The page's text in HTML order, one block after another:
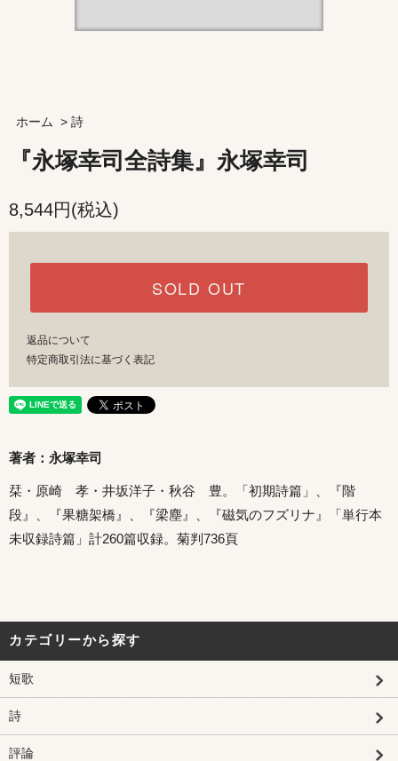
ホーム > 詩
『永塚幸司全詩集』永塚幸司
8,544円(税込)
SOLD OUT
返品について
特定商取引法に基づく表記
著者：永塚幸司
栞・原崎 孝・井坂洋子・秋谷 豊。「初期詩篇」、『階
段』、『果糖架橋』、『梁塵』、『磁気のフズリナ』「単行本
未収録詩篇」計260篇収録。菊判736頁
カテゴリーから探す
短歌
詩
評論